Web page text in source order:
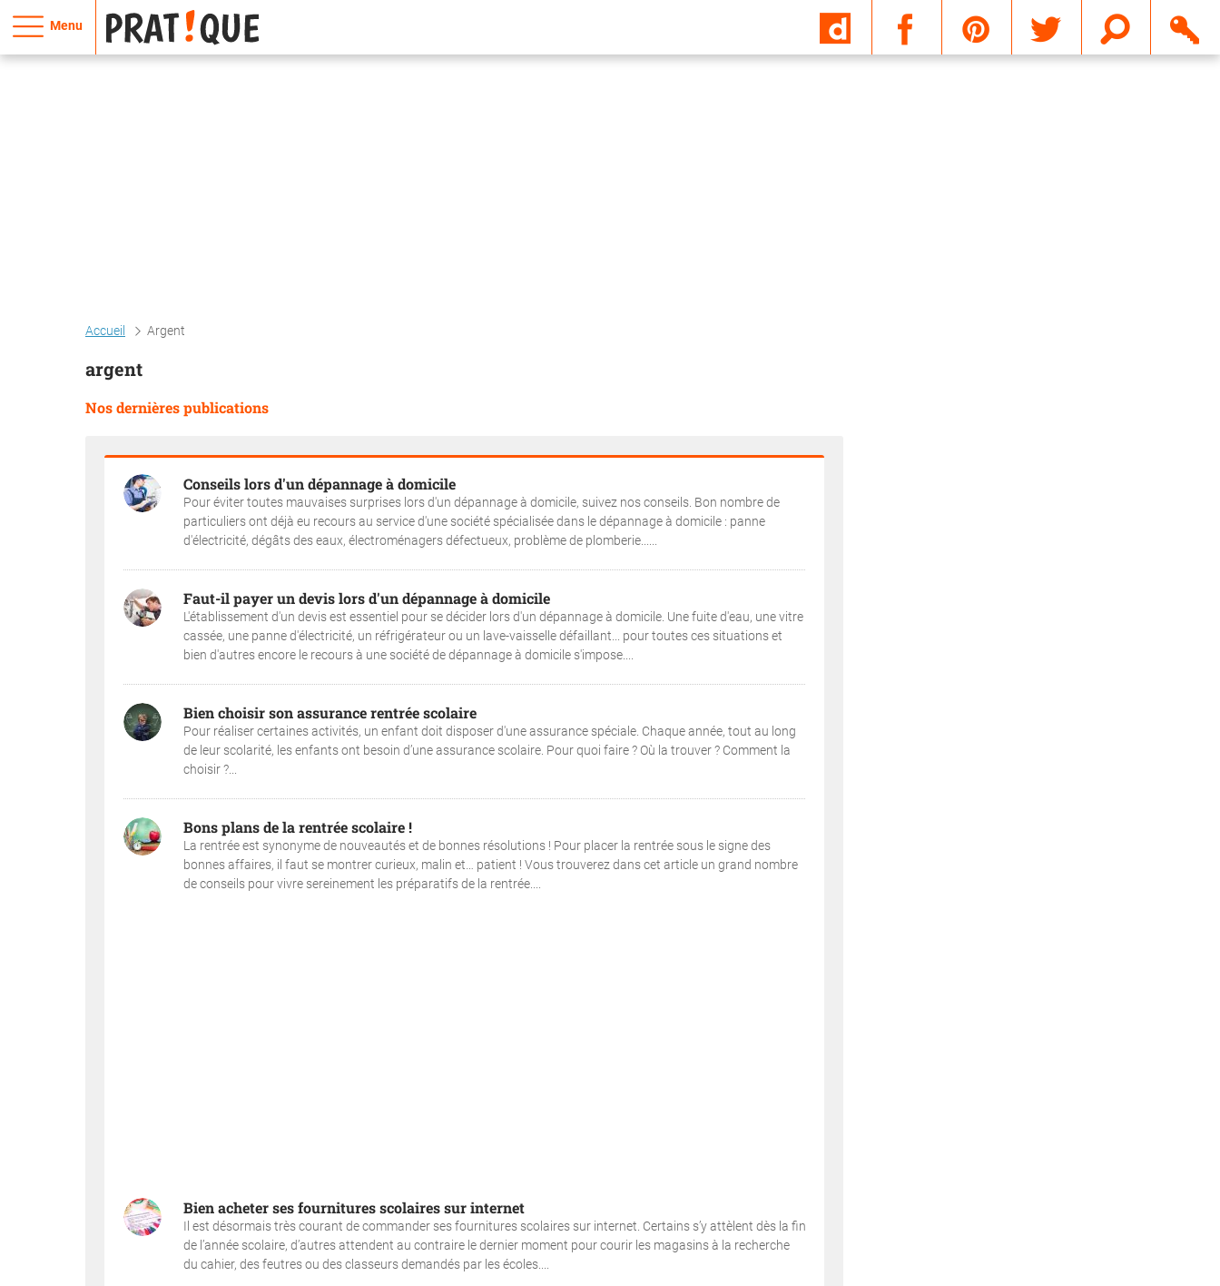
Menu
Accueil Argent
argent
Nos dernières publications
Conseils lors d'un dépannage à domicile
Pour éviter toutes mauvaises surprises lors d'un dépannage à domicile, suivez nos conseils. Bon nombre de
particuliers ont déjà eu recours au service d'une société spécialisée dans le dépannage à domicile : panne
d'électricité, dégâts des eaux, électroménagers défectueux, problème de plomberie......
Faut-il payer un devis lors d'un dépannage à domicile
L'établissement d'un devis est essentiel pour se décider lors d'un dépannage à domicile. Une fuite d'eau, une vitre
cassée, une panne d'électricité, un réfrigérateur ou un lave-vaisselle défaillant... pour toutes ces situations et
bien d'autres encore le recours à une société de dépannage à domicile s'impose....
Bien choisir son assurance rentrée scolaire
Pour réaliser certaines activités, un enfant doit disposer d'une assurance spéciale. Chaque année, tout au long
de leur scolarité, les enfants ont besoin d’une assurance scolaire. Pour quoi faire ? Où la trouver ? Comment la
choisir ?...
Bons plans de la rentrée scolaire !
La rentrée est synonyme de nouveautés et de bonnes résolutions ! Pour placer la rentrée sous le signe des
bonnes affaires, il faut se montrer curieux, malin et… patient ! Vous trouverez dans cet article un grand nombre
de conseils pour vivre sereinement les préparatifs de la rentrée....
Bien acheter ses fournitures scolaires sur internet
Il est désormais très courant de commander ses fournitures scolaires sur internet. Certains s’y attèlent dès la fin
de l’année scolaire, d’autres attendent au contraire le dernier moment pour courir les magasins à la recherche
du cahier, des feutres ou des classeurs demandés par les écoles....